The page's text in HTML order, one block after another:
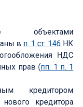
объектами
в п. 1 ст. 146 НК
НДС
прав (пп. 1 п. 1
кредитором
кредитора